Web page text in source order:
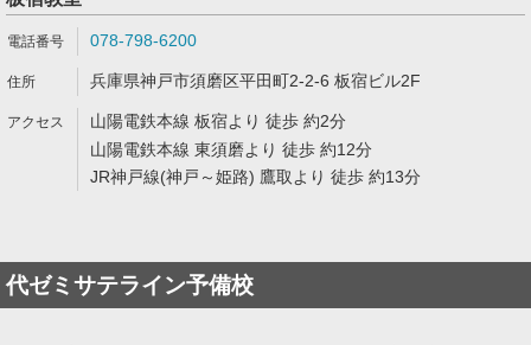
078-798-6200
兵庫県神戸市須磨区平田町2-2-6 板宿ビル2F
山陽電鉄本線 板宿より 徒歩 約2分
山陽電鉄本線 東須磨より 徒歩 約12分
JR神戸線(神戸～姫路) 鷹取より 徒歩 約13分
代ゼミサテライン予備校